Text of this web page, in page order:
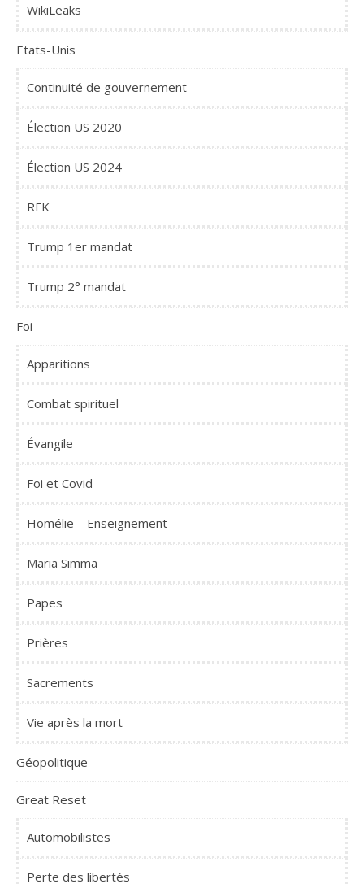
WikiLeaks
Etats-Unis
Continuité de gouvernement
Élection US 2020
Élection US 2024
RFK
Trump 1er mandat
Trump 2° mandat
Foi
Apparitions
Combat spirituel
Évangile
Foi et Covid
Homélie – Enseignement
Maria Simma
Papes
Prières
Sacrements
Vie après la mort
Géopolitique
Great Reset
Automobilistes
Perte des libertés